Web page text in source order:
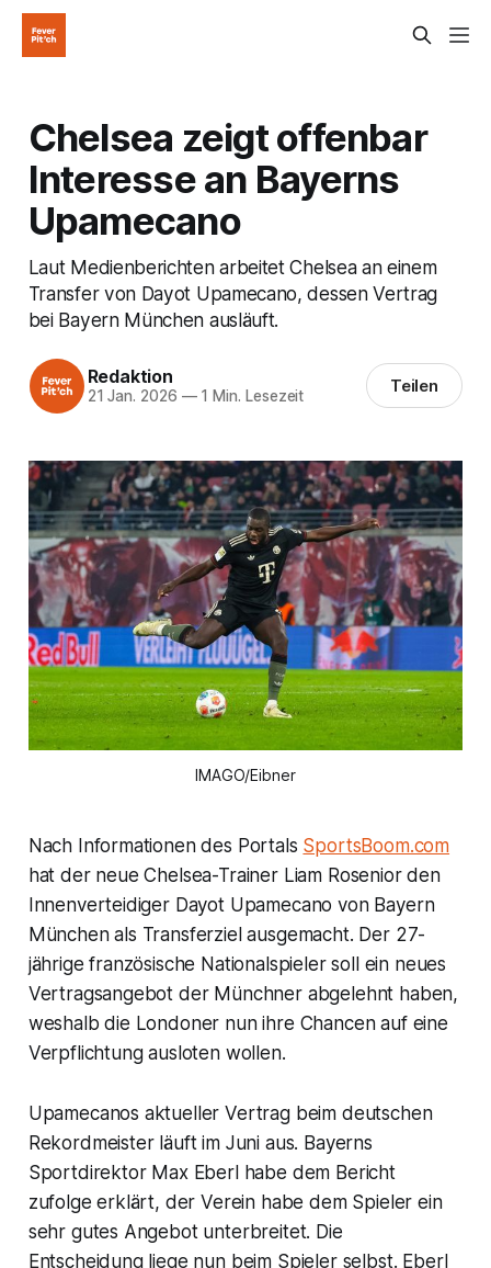
Chelsea zeigt offenbar
Interesse an Bayerns
Upamecano
Laut Medienberichten arbeitet Chelsea an einem
Transfer von Dayot Upamecano, dessen Vertrag
bei Bayern München ausläuft.
Redaktion
21 Jan. 2026 —1 Min. Lesezeit Teilen
IMAGO/Eibner
Nach Informationen des Portals SportsBoom.com
hat der neue Chelsea-Trainer Liam Rosenior den
Innenverteidiger Dayot Upamecano von Bayern
München als Transferziel ausgemacht. Der 27-
jährige französische Nationalspieler soll ein neues
Vertragsangebot der Münchner abgelehnt haben,
weshalb die Londoner nun ihre Chancen auf eine
Verpflichtung ausloten wollen.
Upamecanos aktueller Vertrag beim deutschen
Rekordmeister läuft im Juni aus. Bayerns
Sportdirektor Max Eberl habe dem Bericht
zufolge erklärt, der Verein habe dem Spieler ein
sehr gutes Angebot unterbreitet. Die
Entscheidung liege nun beim Spieler selbst. Eberl